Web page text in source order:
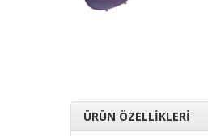
ÜRÜN ÖZELLİKLERİ